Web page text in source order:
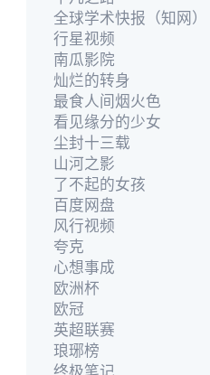
全球学术快报（知网）
行星视频
南瓜影院
灿烂的转身
最食人间烟火色
看见缘分的少女
尘封十三载
山河之影
了不起的女孩
百度网盘
风行视频
夸克
心想事成
欧洲杯
欧冠
英超联赛
琅琊榜
终极笔记